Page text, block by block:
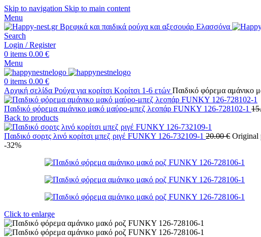
Skip to navigation Skip to main content
Menu
Search
Login / Register
0 items 0.00 €
Menu
0 items 0.00 €
Αρχική σελίδα Ρούχα για κορίτσι Κορίτσι 1-6 ετών Παιδικό φόρεμα αμάνικο
Παιδικό φόρεμα αμάνικο μακό μαύρο-μπεζ λεοπάρ FUNKY 126-728102-1
Back to products
Παιδικό σορτς λινό κορίτσι μπεζ ριγέ FUNKY 126-732109-1 20.00€ Original
-32%
Click to enlarge